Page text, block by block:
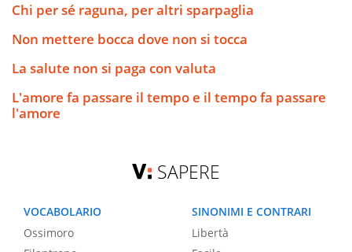
Chi per sé raguna, per altri sparpaglia
Non mettere bocca dove non si tocca
La salute non si paga con valuta
L'amore fa passare il tempo e il tempo fa passare
l'amore
SAPERE
VOCABOLARIO
Ossimoro
SINONIMI E CONTRARI
Libertà